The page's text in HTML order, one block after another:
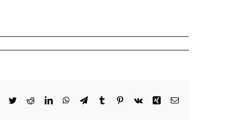
Facebook
TwitterRedditLinkedInWhatsApp
TelegramTumblr Pinterest
Vk Xing Email